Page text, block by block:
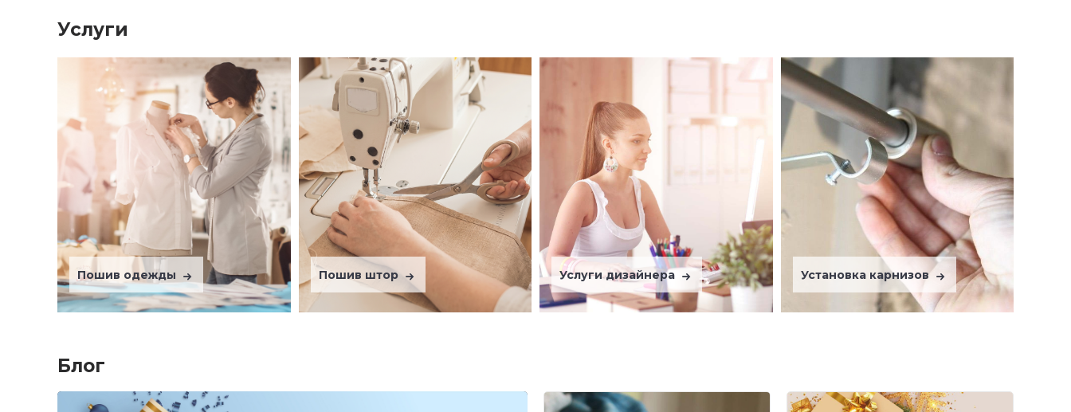
Услуги
Пошив одежды Пошив штор Услуги дизайнера Установка карнизов
Блог